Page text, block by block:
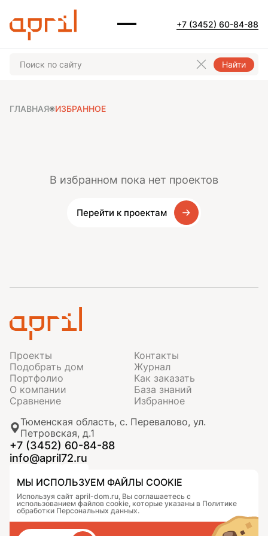
+7 (3452) 60-84-88
Найти
ГЛАВНАЯ ИЗБРАННОЕ
В избранном пока нет проектов
Перейти к проектам
Проекты
Подобрать дом
Портфолио
О компании
Сравнение
Контакты
Журнал
Как заказать
База знаний
Избранное
Тюменская область, с. Перевалово, ул.
Петровская, д.1
+7 (3452) 60-84-88
info@april72.ru
МЫ ИСПОЛЬЗУЕМ ФАЙЛЫ COOKIE
Используя сайт april-dom.ru, Вы соглашаетесь с
использованием файлов cookie, которые указаны в Политике
обработки Персональных данных.